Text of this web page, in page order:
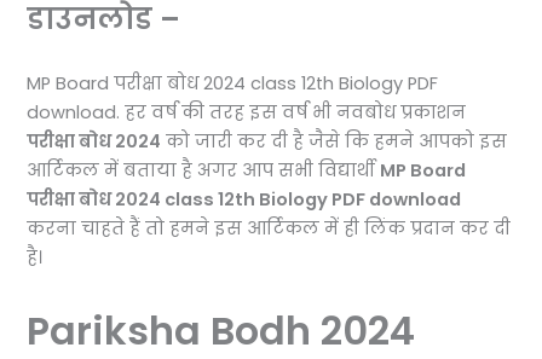
डाउनलोड –
MP Board परीक्षा बोध 2024 class 12th Biology PDF
download. हर वर्ष की तरह इस वर्ष भी नवबोध प्रकाशन
परीक्षा बोध 2024 को जारी कर दी है जैसे कि हमने आपको इस
आर्टिकल में बताया है अगर आप सभी विद्यार्थीMP Board
परीक्षा बोध 2024 class 12th Biology PDF download
करना चाहते हैं तो हमने इस आर्टिकल में ही लिंक प्रदान कर दी
है।
Pariksha Bodh 2024